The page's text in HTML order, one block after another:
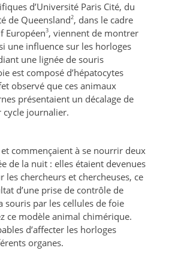
d’Université Paris Cité, du
de Queensland2, dans le cadre
Européen3, viennent de montrer
une influence sur les horloges
une lignée de souris
est composé d’hépatocytes
observé que ces animaux
présentaient un décalage de
cycle journalier.
et commençaient à se nourrir deux
de la nuit : elles étaient devenues
les chercheurs et chercheuses, ce
d’une prise de contrôle de
souris par les cellules de foie
ce modèle animal chimérique.
d’affecter les horloges
organes.